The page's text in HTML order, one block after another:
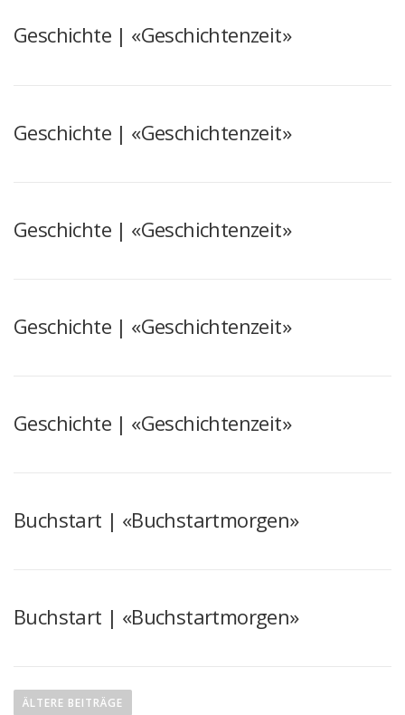
Geschichte | «Geschichtenzeit»
Geschichte | «Geschichtenzeit»
Geschichte | «Geschichtenzeit»
Geschichte | «Geschichtenzeit»
Geschichte | «Geschichtenzeit»
Buchstart | «Buchstartmorgen»
Buchstart | «Buchstartmorgen»
eÄLTERE BEITRÄGE